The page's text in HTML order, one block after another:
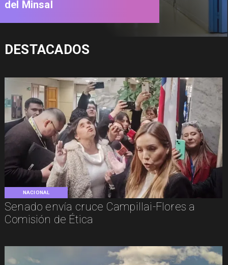
NACIONAL
Senado envía cruce Campillai-Flores a
Comisión de Ética
del Minsal
DESTACADOS